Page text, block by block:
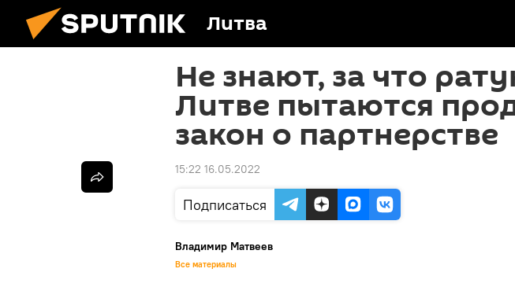
Литва
Не знают, за что
Литве пытаются
закон о партнерстве
15:22 16.05.2022
Подписаться
Владимир Матвеев
Все материалы